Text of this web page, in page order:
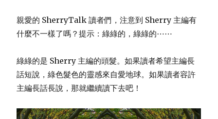
親愛的 SherryTalk 讀者們，注意到 Sherry 主編有
什麼不一樣了嗎？提示：綠綠的，綠綠的⋯⋯
綠綠的是 Sherry 主編的頭髮。如果讀者希望主編長
話短說，綠色髮色的靈感來自愛地球。如果讀者容許
主編長話長說，那就繼續讀下去吧！